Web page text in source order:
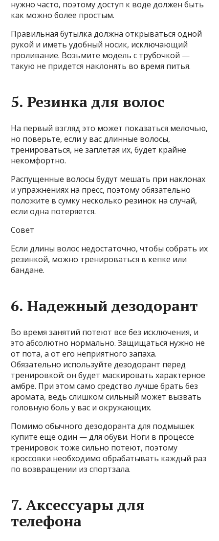
нужно часто, поэтому доступ к воде должен быть
как можно более простым.
Правильная бутылка должна открываться одной
рукой и иметь удобный носик, исключающий
проливание. Возьмите модель с трубочкой —
такую не придется наклонять во время питья.
5. Резинка для волос
На первый взгляд это может показаться мелочью,
но поверьте, если у вас длинные волосы,
тренироваться, не заплетая их, будет крайне
некомфортно.
Распущенные волосы будут мешать при наклонах
и упражнениях на пресс, поэтому обязательно
положите в сумку несколько резинок на случай,
если одна потеряется.
Совет
Если длины волос недостаточно, чтобы собрать их
резинкой, можно тренироваться в кепке или
бандане.
6. Надежный дезодорант
Во время занятий потеют все без исключения, и
это абсолютно нормально. Защищаться нужно не
от пота, а от его неприятного запаха.
Обязательно используйте дезодорант перед
тренировкой: он будет маскировать характерное
амбре. При этом само средство лучше брать без
аромата, ведь слишком сильный может вызвать
головную боль у вас и окружающих.
Помимо обычного дезодоранта для подмышек
купите еще один — для обуви. Ноги в процессе
тренировок тоже сильно потеют, поэтому
кроссовки необходимо обрабатывать каждый раз
по возвращении из спортзала.
7. Аксессуары для
телефона